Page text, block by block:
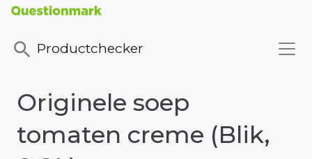
Productchecker
Originele soep
tomaten creme (Blik,